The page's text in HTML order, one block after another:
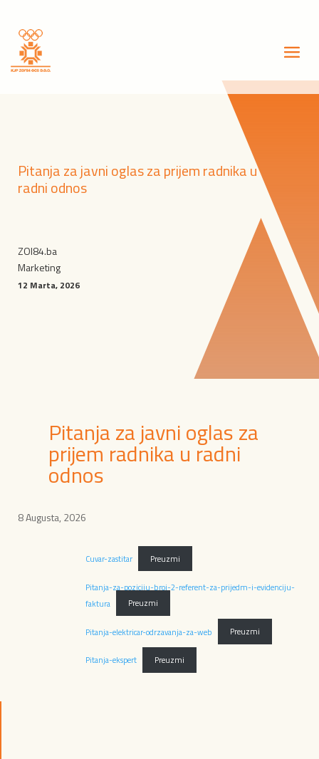
Pitanja za javni oglas za prijem radnika u
radni odnos
ZOI84.ba
Marketing
12 Marta, 2026
Pitanja za javni oglas za
prijem radnika u radni
odnos
8 Augusta, 2026
Cuvar-zastitar Preuzmi
Pitanja-za-poziciju-broj-2-referent-za-prijedm-i-evidenciju-
faktura
Preuzmi
Pitanja-elektricar-odrzavanja-za-web Preuzmi
Pitanja-ekspert Preuzmi